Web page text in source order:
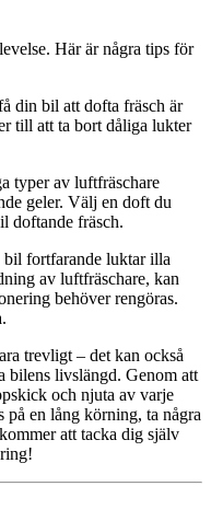
Här är några tips för
din bil att dofta fräsch är
till att ta bort dåliga lukter
typer av luftfräschare
geler. Välj en doft du
doftande fräsch.
fortfarande luktar illa
av luftfräschare, kan
behöver rengöras.
trevligt – det kan också
bilens livslängd. Genom att
och njuta av varje
på en lång körning, ta några
att tacka dig själv